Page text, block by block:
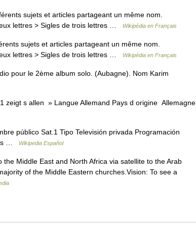
sujets et articles partageant un même nom.
lettres > Sigles de trois lettres …
Wikipédia en Français
sujets et articles partageant un même nom.
lettres > Sigles de trois lettres …
Wikipédia en Français
pour le 2ème album solo. (Aubagne). Nom Karim
s allen » Langue Allemand Pays d origine Allemagne
público Sat.1 Tipo Televisión privada Programación
…
Wikipedia Español
Middle East and North Africa via satellite to the Arab
of the Middle Eastern churches.Vision: To see a